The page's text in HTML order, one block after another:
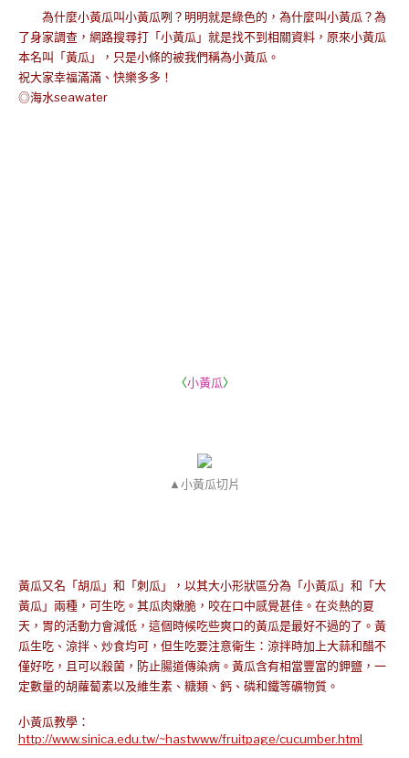
為什麼小黃瓜叫小黃瓜咧？明明就是綠色的，為什麼叫小黃瓜？為
了身家調查，網路搜尋打「小黃瓜」就是找不到相關資料，原來小黃瓜
本名叫「黃瓜」，只是小條的被我們稱為小黃瓜。
祝大家幸福滿滿、快樂多多！
◎海水seawater
〈小黃瓜〉
▲小黃瓜切片
黃瓜又名「胡瓜」和「刺瓜」，以其大小形狀區分為「小黃瓜」和「大
黃瓜」兩種，可生吃。其瓜肉嫩脆，咬在口中感覺甚佳。在炎熱的夏
天，胃的活動力會減低，這個時候吃些爽口的黃瓜是最好不過的了。黃
瓜生吃、涼拌、炒食均可，但生吃要注意衛生：涼拌時加上大蒜和醋不
僅好吃，且可以殺菌，防止腸道傳染病。黃瓜含有相當豐富的鉀鹽，一
定數量的胡蘿蔔素以及維生素、糖類、鈣、磷和鐵等礦物質。
小黃瓜教學：
http://www.sinica.edu.tw/~hastwww/fruitpage/cucumber.html